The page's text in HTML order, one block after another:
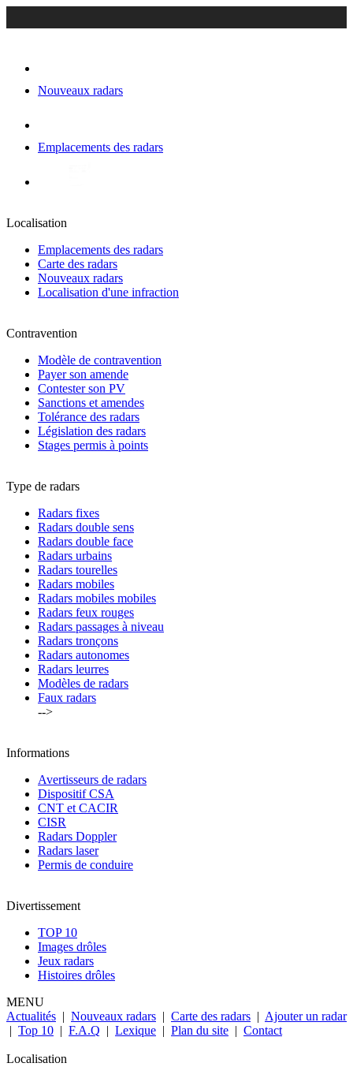
Nouveaux radars
Emplacements des radars
Localisation
Emplacements des radars
Carte des radars
Nouveaux radars
Localisation d'une infraction
Contravention
Modèle de contravention
Payer son amende
Contester son PV
Sanctions et amendes
Tolérance des radars
Législation des radars
Stages permis à points
Type de radars
Radars fixes
Radars double sens
Radars double face
Radars urbains
Radars tourelles
Radars mobiles
Radars mobiles mobiles
Radars feux rouges
Radars passages à niveau
Radars tronçons
Radars autonomes
Radars leurres
Modèles de radars
Faux radars
-->
Informations
Avertisseurs de radars
Dispositif CSA
CNT et CACIR
CISR
Radars Doppler
Radars laser
Permis de conduire
Divertissement
TOP 10
Images drôles
Jeux radars
Histoires drôles
MENU
Actualités | Nouveaux radars | Carte des radars | Ajouter un radar
| Top 10 | F.A.Q | Lexique | Plan du site | Contact
Localisation